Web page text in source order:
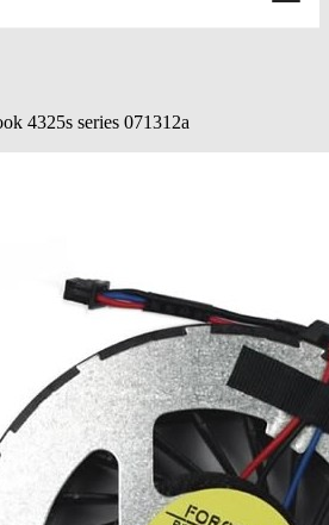
4325s series 071312a